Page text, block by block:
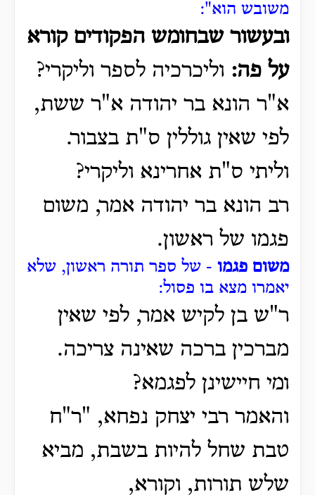
משובש הוא":
ובעשור שבחומש הפקודים קורא
על פה: וליכרכיה לספר וליקרי?
א"ר הונא בר יהודה א"ר ששת,
לפי שאין גוללין ס"ת בצבור.
וליתי ס"ת אחרינא וליקרי?
רב הונא בר יהודה אמר, משום
פגמו של ראשון.
משום פגמו - של ספר תורה ראשון, שלא
יאמרו מצא בו פסול:
ר"ש בן לקיש אמר, לפי שאין
מברכין ברכה שאינה צריכה.
ומי חיישינן לפגמא?
והאמר רבי יצחק נפחא, "ר"ח
טבת שחל להיות בשבת, מביא
שלש תורות, וקורא,